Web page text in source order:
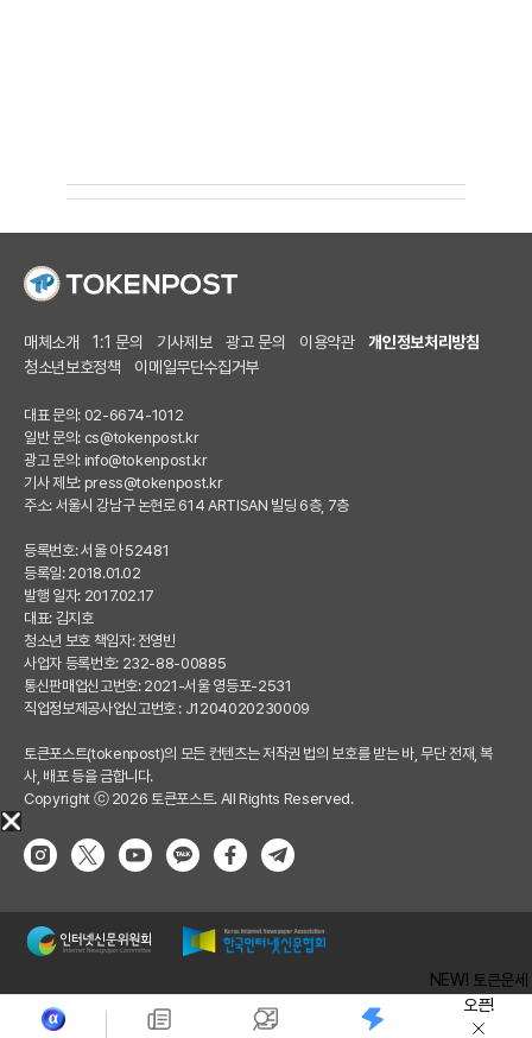
NEW! 토큰운세
오픈!
매체소개 1:1 문의 기사제보 광고 문의 이용약관
개인정보처리방침
청소년보호정책
이메일무단수집거부
대표 문의: 02-6674-1012
일반 문의: cs@tokenpost.kr
광고 문의: info@tokenpost.kr
기사 제보: press@tokenpost.kr
주소: 서울시 강남구 논현로 614 ARTISAN 빌딩 6층, 7층
등록번호: 서울 아 52481
등록일: 2018.01.02
발행 일자: 2017.02.17
대표: 김지호
청소년 보호 책임자: 전영빈
사업자 등록번호: 232-88-00885
통신판매업신고번호: 2021-서울 영등포-2531
직업정보제공사업신고번호 : J1204020230009
토큰포스트(tokenpost)의 모든 컨텐츠는 저작권 법의 보호를 받는 바, 무단 전재, 복
사, 배포 등을 금합니다.
Copyright ⓒ 2026 토큰포스트. All Rights Reserved.